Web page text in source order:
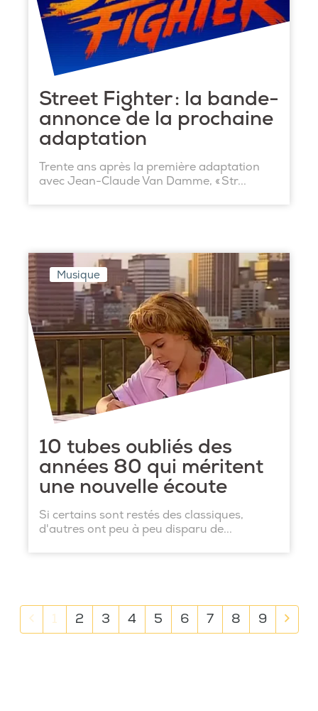
Street Fighter : la bande-
annonce de la prochaine
adaptation
Trente ans après la première adaptation
avec Jean-Claude Van Damme, « Str...
Musique
10 tubes oubliés des
années 80 qui méritent
une nouvelle écoute
Si certains sont restés des classiques,
d'autres ont peu à peu disparu de...
Previous
1 2 3 4 5 6 7 8 9 Next